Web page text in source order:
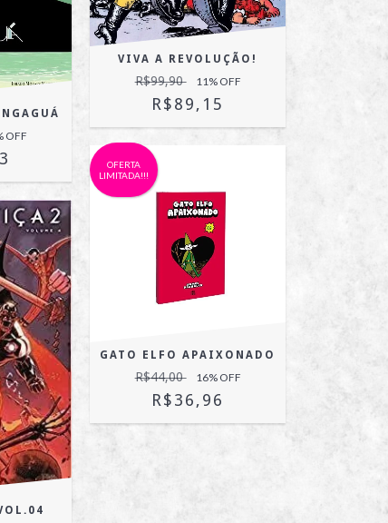
OFF
VIVA A REVOLUÇÃO!
R$99,90 11% OFF
R$89,15
OFERTA
LIMITADA!!!
GATO ELFO APAIXONADO
R$44,00 16% OFF
R$36,96